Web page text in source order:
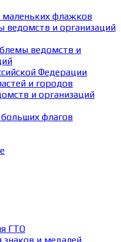
флажков
ведомств и организаций
ведомств и
Федерации
и городов
и организаций
флагов
ГТО